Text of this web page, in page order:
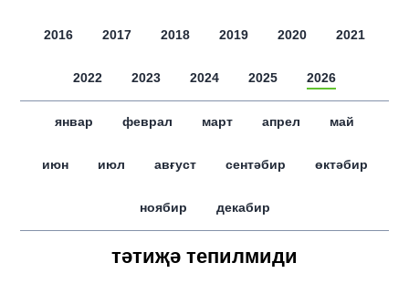
2016 2017 2018 2019 2020 2021
2022 2023 2024 2025 2026
январ феврал март апрел май
июн июл авғуст сентәбир өктәбир
ноябир декабир
тәтиҗә тепилмиди